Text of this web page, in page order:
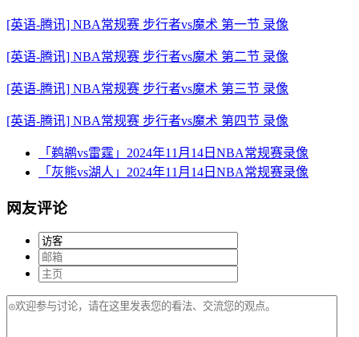
[英语-腾讯] NBA常规赛 步行者vs魔术 第一节 录像
[英语-腾讯] NBA常规赛 步行者vs魔术 第二节 录像
[英语-腾讯] NBA常规赛 步行者vs魔术 第三节 录像
[英语-腾讯] NBA常规赛 步行者vs魔术 第四节 录像
「鹈鹕vs雷霆」2024年11月14日NBA常规赛录像
「灰熊vs湖人」2024年11月14日NBA常规赛录像
网友评论